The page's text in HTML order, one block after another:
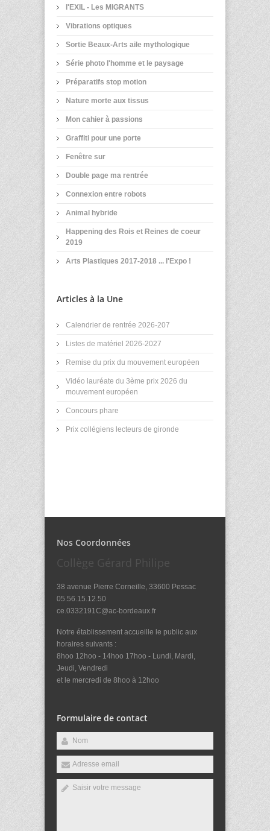
l'EXIL - Les MIGRANTS
Vibrations optiques
Sortie Beaux-Arts aile mythologique
Série photo l'homme et le paysage
Préparatifs stop motion
Nature morte aux tissus
Mon cahier à passions
Graffiti pour une porte
Fenêtre sur
Double page ma rentrée
Connexion entre robots
Animal hybride
Happening des Rois et Reines de coeur
2019
Arts Plastiques 2017-2018 ... l'Expo !
Articles à la Une
Calendrier de rentrée 2026-207
Listes de matériel 2026-2027
Remise du prix du mouvement européen
Vidéo lauréate du 3ème prix 2026 du
mouvement européen
Concours phare
Prix collégiens lecteurs de gironde
Nos Coordonnées
Collège Gérard Philipe
38 avenue Pierre Corneille, 33600 Pessac
05.56.15.12.50
ce.0332191C@ac-bordeaux.fr
Notre établissement accueille le public aux
horaires suivants :
8hoo 12hoo - 14hoo 17hoo - Lundi, Mardi,
Jeudi, Vendredi
et le mercredi de 8hoo à 12hoo
Formulaire de contact